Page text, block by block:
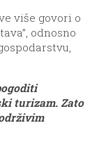
više govori o
odnosno
turizam. Zato